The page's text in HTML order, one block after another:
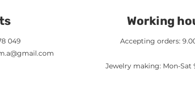
Working
049
Accepting orders:
Jewelry making: Mon-Sat